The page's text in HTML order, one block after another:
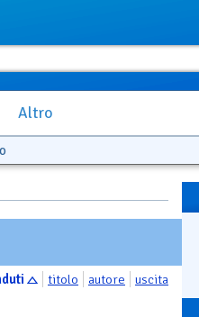
Altro
titolo autore uscita